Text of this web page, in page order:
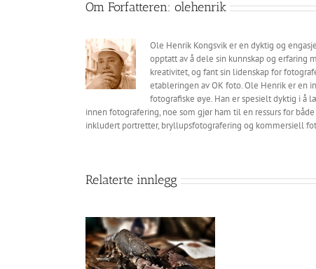
Om Forfatteren: olehenrik
Ole Henrik Kongsvik er en dyktig og
opptatt av å dele sin kunnskap og erfaring
kreativitet, og fant sin lidenskap for
etableringen av OK foto. Ole Henrik er en
fotografiske øye. Han er spesielt dyktig i å
innen fotografering, noe som gjør ham til en ressurs for
inkludert portretter, bryllupsfotografering og kommersiell
Relaterte innlegg